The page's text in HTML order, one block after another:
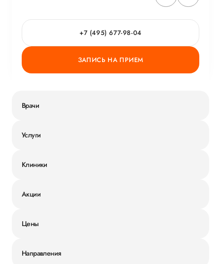
+7 (495) 677-98-04
ЗАПИСЬ НА ПРИЕМ
Врачи
Услуги
Клиники
Акции
Цены
Направления